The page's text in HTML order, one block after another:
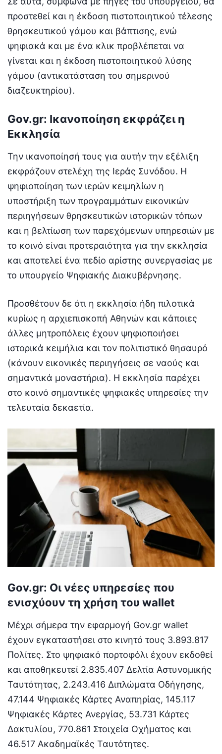
προστεθεί και η έκδοση πιστοποιητικού τέλεσης
θρησκευτικού γάμου και βάπτισης, ενώ
ψηφιακά και με ένα κλικ προβλέπεται να
γίνεται και η έκδοση πιστοποιητικού λύσης
γάμου (αντικατάσταση του σημερινού
διαζευκτηρίου).
Gov.gr: Ικανοποίηση εκφράζει η
Εκκλησία
Την ικανοποίησή τους για αυτήν την εξέλιξη
εκφράζουν στελέχη της Ιεράς Συνόδου. Η
ψηφιοποίηση των ιερών κειμηλίων η
υποστήριξη των προγραμμάτων εικονικών
περιηγήσεων θρησκευτικών ιστορικών τόπων
και η βελτίωση των παρεχόμενων υπηρεσιών με
το κοινό είναι προτεραιότητα για την εκκλησία
και αποτελεί ένα πεδίο αρίστης συνεργασίας με
το υπουργείο Ψηφιακής Διακυβέρνησης.
Προσθέτουν δε ότι η εκκλησία ήδη πιλοτικά
κυρίως η αρχιεπισκοπή Αθηνών και κάποιες
άλλες μητροπόλεις έχουν ψηφιοποιήσει
ιστορικά κειμήλια και τον πολιτιστικό θησαυρό
(κάνουν εικονικές περιηγήσεις σε ναούς και
σημαντικά μοναστήρια). Η εκκλησία παρέχει
στο κοινό σημαντικές ψηφιακές υπηρεσίες την
τελευταία δεκαετία.
Gov.gr: Οι νέες υπηρεσίες που
ενισχύουν τη χρήση του wallet
Μέχρι σήμερα την εφαρμογή Gov.gr wallet
έχουν εγκαταστήσει στο κινητό τους 3.893.817
Πολίτες. Στο ψηφιακό πορτοφόλι έχουν εκδοθεί
και αποθηκευτεί 2.835.407 Δελτία Αστυνομικής
Ταυτότητας, 2.243.416 Διπλώματα Οδήγησης,
47.144 Ψηφιακές Κάρτες Αναπηρίας, 145.117
Ψηφιακές Κάρτες Ανεργίας, 53.731 Κάρτες
Δακτυλίου, 770.861 Στοιχεία Οχήματος και
46.517 Ακαδημαϊκές Ταυτότητες.